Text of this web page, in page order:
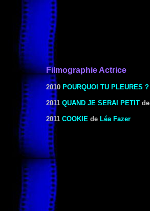
Filmographie Actrice
2010 POURQUOI TU PLEURES ?
2011 QUAND JE SERAI PETIT de
2011 COOKIE de Léa Fazer